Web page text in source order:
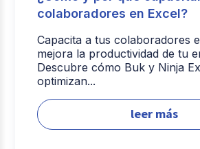
colaboradores en Excel?
Capacita a tus colaboradores
mejora la productividad de tu
Descubre cómo Buk y Ninja
optimizan...
leer más